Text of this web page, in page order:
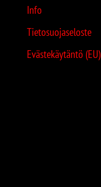
Info
Tietosuojaseloste
Evästekäytäntö (EU)